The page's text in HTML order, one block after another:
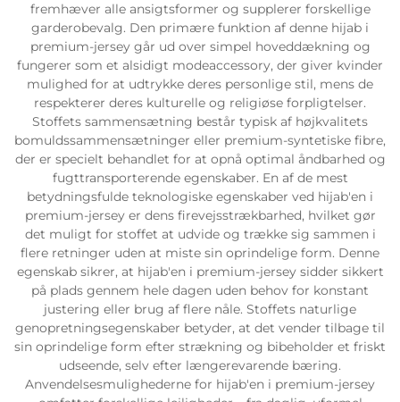
fremhæver alle ansigtsformer og supplerer forskellige
garderobevalg. Den primære funktion af denne hijab i
premium-jersey går ud over simpel hoveddækning og
fungerer som et alsidigt modeaccessory, der giver kvinder
mulighed for at udtrykke deres personlige stil, mens de
respekterer deres kulturelle og religiøse forpligtelser.
Stoffets sammensætning består typisk af højkvalitets
bomuldssammensætninger eller premium-syntetiske fibre,
der er specielt behandlet for at opnå optimal åndbarhed og
fugttransporterende egenskaber. En af de mest
betydningsfulde teknologiske egenskaber ved hijab'en i
premium-jersey er dens firevejsstrækbarhed, hvilket gør
det muligt for stoffet at udvide og trække sig sammen i
flere retninger uden at miste sin oprindelige form. Denne
egenskab sikrer, at hijab'en i premium-jersey sidder sikkert
på plads gennem hele dagen uden behov for konstant
justering eller brug af flere nåle. Stoffets naturlige
genopretningsegenskaber betyder, at det vender tilbage til
sin oprindelige form efter strækning og bibeholder et friskt
udseende, selv efter længerevarende bæring.
Anvendelsesmulighederne for hijab'en i premium-jersey